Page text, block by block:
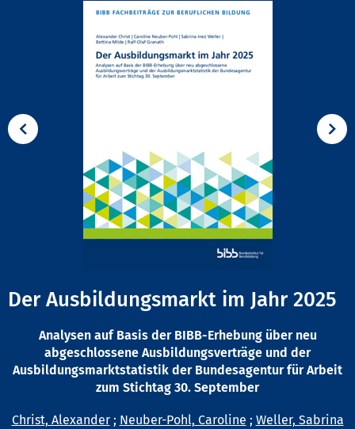
Der Ausbildungsmarkt im Jahr 2025
Analysen auf Basis der BIBB-Erhebung über neu
abgeschlossene Ausbildungsverträge und der
Ausbildungsmarktstatistik der Bundesagentur für Arbeit
zum Stichtag 30. September
Christ, Alexander; Neuber-Pohl, Caroline ; Weller, Sabrina